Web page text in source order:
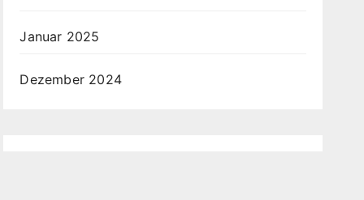
Januar 2025
Dezember 2024